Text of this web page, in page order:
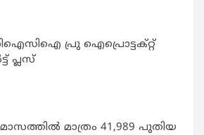
പ്രു ഐപ്രൊട്ടക്റ്റ്
പ്ലസ്
മാത്രം 41,989 പുതിയ